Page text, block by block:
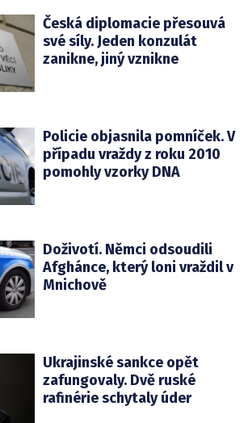
Česká diplomacie přesouvá
své síly. Jeden konzulát
zanikne, jiný vznikne
Policie objasnila pomníček. V
případu vraždy z roku 2010
pomohly vzorky DNA
Doživotí. Němci odsoudili
Afghánce, který loni vraždil v
Mnichově
Ukrajinské sankce opět
zafungovaly. Dvě ruské
rafinérie schytaly úder